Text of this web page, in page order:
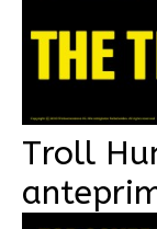
Troll